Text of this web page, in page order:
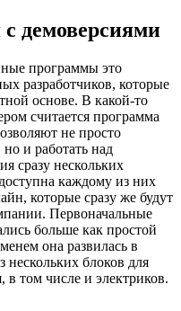
демоверсиями
программы это
разработчиков, которые
основе. В какой-то
считается программа
не просто
и работать над
сразу нескольких
каждому из них
которые сразу же будут
Первоначальные
больше как простой
она развилась в
блоков для
в том числе и электриков.